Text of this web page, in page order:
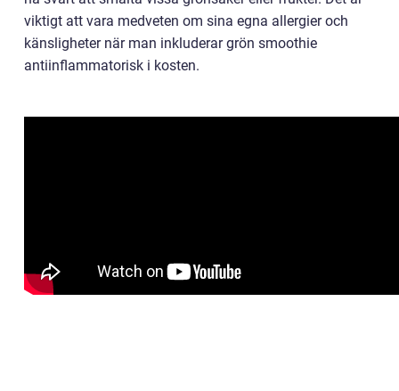
viktigt att vara medveten om sina egna allergier och
känsligheter när man inkluderar grön smoothie
antiinflammatorisk i kosten.